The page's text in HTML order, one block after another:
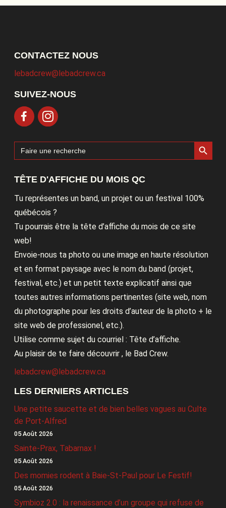
CONTACTEZ NOUS
lebadcrew@lebadcrew.ca
SUIVEZ-NOUS
Search
for:
Search Button
TÊTE D'AFFICHE DU MOIS QC
Tu représentes un band, un projet ou un festival 100%
québécois ?
Tu pourrais être la tête d’affiche du mois de ce site
web!
Envoie-nous ta photo ou une image en haute résolution
et en format paysage avec le nom du band (projet,
festival, etc.) et un petit texte explicatif ainsi que
toutes autres informations pertinentes (site web, nom
du photographe pour les droits d’auteur de la photo + le
site web de professionel, etc.).
Utilise comme sujet du courriel : Tête d’affiche.
Au plaisir de te faire découvrir , le Bad Crew.
lebadcrew@lebadcrew.ca
LES DERNIERS ARTICLES
Une petite saucette et de bien belles vagues au Culte
de Port-Alfred
05 Août 2026
Sainte-Prax, Tabarnax !
05 Août 2026
Des momies rodent à Baie-St-Paul pour Le Festif!
05 Août 2026
Symbioz 2.0 : la renaissance d’un groupe qui refuse de